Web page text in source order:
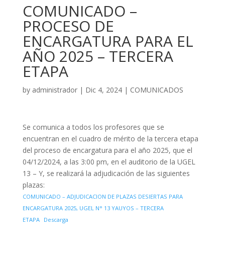
COMUNICADO –
PROCESO DE
ENCARGATURA PARA EL
AÑO 2025 – TERCERA
ETAPA
by administrador| Dic 4, 2024| COMUNICADOS
Se comunica a todos los profesores que se
encuentran en el cuadro de mérito de la tercera etapa
del proceso de encargatura para el año 2025, que el
04/12/2024, a las 3:00 pm, en el auditorio de la UGEL
13 – Y, se realizará la adjudicación de las siguientes
plazas:
COMUNICADO – ADJUDICACION DE PLAZAS DESIERTAS PARA
ENCARGATURA 2025, UGEL N° 13 YAUYOS – TERCERA
ETAPA
Descarga